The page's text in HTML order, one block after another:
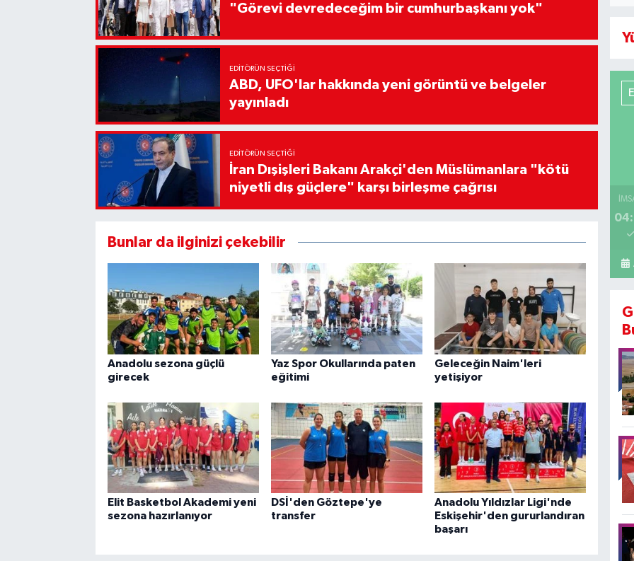
"Görevi devredeceğim bir cumhurbaşkanı yok"
EDITÖRÜN SEÇTIĞI
ABD, UFO'lar hakkında yeni görüntü ve belgeler
yayınladı
EDITÖRÜN SEÇTIĞI
İran Dışişleri Bakanı Arakçi'den Müslümanlara "kötü
niyetli dış güçlere" karşı birleşme çağrısı
Bunlar da ilginizi çekebilir
Anadolu sezona güçlü
girecek
Yaz Spor Okullarında paten
eğitimi
Geleceğin Naim'leri
yetişiyor
Elit Basketbol Akademi yeni
sezona hazırlanıyor
DSİ'den Göztepe'ye
transfer
Anadolu Yıldızlar Ligi'nde
Eskişehir'den gururlandıran
başarı